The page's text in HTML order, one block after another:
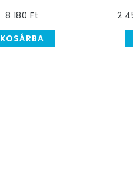
8 180 Ft
KOSÁRBA
2